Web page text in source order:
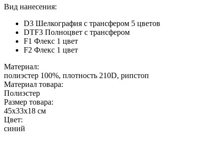
Вид нанесения:
D3 Шелкография с трансфером 5 цветов
DTF3 Полноцвет с трансфером
F1 Флекс 1 цвет
F2 Флекс 1 цвет
Материал:
полиэстер 100%, плотность 210D, рипстоп
Материал товара:
Полиэстер
Размер товара:
45х33х18 см
Цвет:
синий